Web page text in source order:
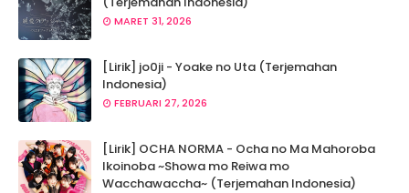
MARET 31, 2026
[Lirik] jo0ji - Yoake no Uta (Terjemahan
Indonesia)
FEBRUARI 27, 2026
[Lirik] OCHA NORMA - Ocha no Ma Mahoroba
Ikoinoba ~Showa mo Reiwa mo
Wacchawaccha~ (Terjemahan Indonesia)